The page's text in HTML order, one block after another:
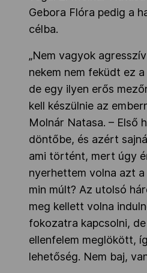
Gebora Flóra pedig a
célba.
„Nem vagyok
nekem nem feküdt ez
de egy ilyen erős
kell készülnie az
Molnár Natasa. – Első
döntőbe, és azért
ami történt, mert úgy
nyerhettem volna azt
min múlt? Az utolsó
meg kellett volna
fokozatra kapcsolni,
ellenfelem meglökött,
lehetőség. Nem baj,